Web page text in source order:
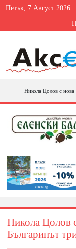
Петък, 7 Август 2026
Никола Цолов с
Никола Цолов
Българинът